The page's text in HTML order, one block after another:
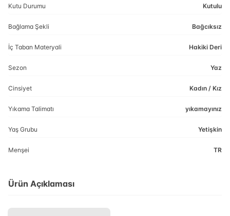
Kutu Durumu Kutulu
Bağlama Şekli Bağcıksız
İç Taban Materyali Hakiki Deri
Sezon Yaz
Cinsiyet Kadın / Kız
Yıkama Talimatı yıkamayınız
Yaş Grubu Yetişkin
Menşei TR
Ürün Açıklaması